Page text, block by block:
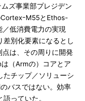
ズ事業部プレジデン
ｰM55とEthos-
低消費電力の実現
差別化要素になるとし
は、その周りに開発
（Armの）コアとア
たチップ／ソリューシ
バスではない。効率
っていた。